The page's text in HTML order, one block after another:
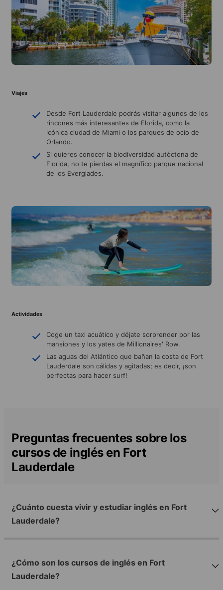
Viajes
Desde Fort Lauderdale podrás visitar algunos de los
rincones más interesantes de Florida, como la
icónica ciudad de Miami o los parques de ocio de
Orlando.
Si quieres conocer la biodiversidad autóctona de
Florida, no te pierdas el magnífico parque nacional
de los Everglades.
Actividades
Coge un taxi acuático y déjate sorprender por las
mansiones y los yates de Millionaires' Row.
Las aguas del Atlántico que bañan la costa de Fort
Lauderdale son cálidas y agitadas; es decir, ¡son
perfectas para hacer surf!
Preguntas frecuentes sobre los
cursos de inglés en Fort
Lauderdale
¿Cuánto cuesta vivir y estudiar inglés en Fort
Lauderdale?
¿Cómo son los cursos de inglés en Fort
Lauderdale?